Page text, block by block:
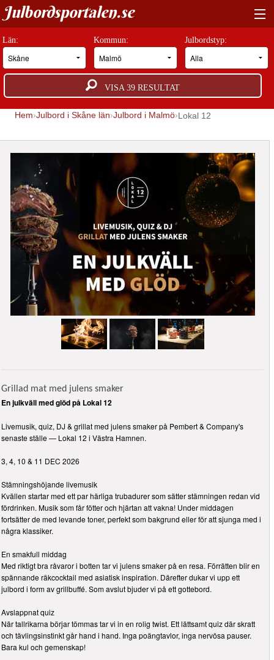
Julbordsportalen.se
HITTA RÄTT JULBORD
BOKNINGSFÖRFRÅGAN
GUIDER
OM OSS
ANNONSERA
Län: Kommun: Julbordstyp:
VISA39 RESULTAT
Hem Julbord i Skåne län Julbord i Malmö Lokal 12
Grillad mat med julens smaker
En julkväll med glöd på Lokal 12
Livemusik, quiz, DJ & grillat med julens smaker på Pembert & Company's
senaste ställe — Lokal 12 i Västra Hamnen.
3, 4, 10 & 11 DEC 2026
Stämningshöjande livemusik
Kvällen startar med ett par härliga trubadurer som sätter stämningen redan vid
fördrinken. Musik som får fötter och hjärtan att vakna! Under middagen
fortsätter de med levande toner, perfekt som bakgrund eller för att sjunga med i
några klassiker.
En smakfull middag
Med riktigt bra råvaror i botten tar vi julens smaker på en resa. Förrätten blir en
spännande räkcocktail med asiatisk inspiration. Därefter dukar vi upp ett
julbord i form av grillbuffé. Som avslut bjuder vi på ett gottebord.
Avslappnat quiz
När tallrikarna börjar tömmas tar vi in en rolig twist. Ett lättsamt quiz där skratt
och tävlingsinstinkt går hand i hand. Inga poängtavlor, inga nervösa pauser.
Bara kul och gemenskap!